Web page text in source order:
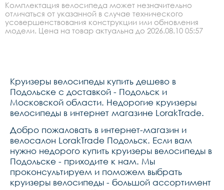
алюминиевые
двойные,передняя втулка-
stg, сталь,задняя втулка-
stg, сталь,количество
скоростей- 1,тип тормоза-
Комплектация велосипеда может незначительно
отличаться от указанной в случае технического
усовершенствования конструкции или обновления
модели. Цена на товар актуальна до 2026.08.10 05:57
Круизеры велосипеды купить дешево в
Подольске с доставкой - Подольск и
Московской области. Недорогие круизеры
велосипеды в интернет магазине LorakTrade.
Добро пожаловать в интернет-магазин и
велосалон LorakTrade Подольск. Если вам
нужно недорого купить круизеры велосипеды в
Подольске - приходите к нам. Мы
проконсультируем и поможем выбрать
круизеры велосипеды - большой ассортимент